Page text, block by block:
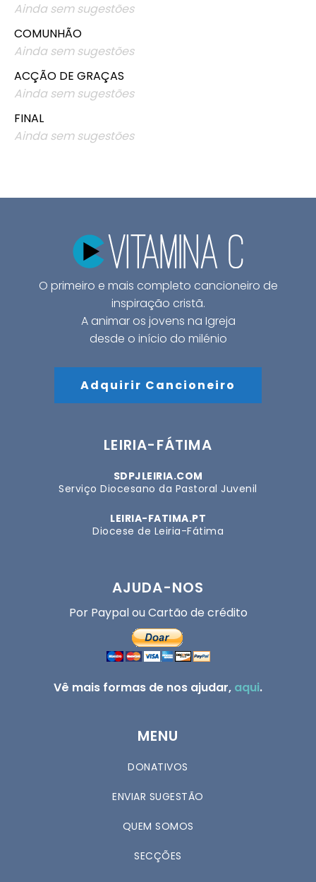
Ainda sem sugestões
COMUNHÃO
Ainda sem sugestões
ACÇÃO DE GRAÇAS
Ainda sem sugestões
FINAL
Ainda sem sugestões
O primeiro e mais completo cancioneiro de
inspiração cristã.
A animar os jovens na Igreja
desde o início do milénio
Adquirir Cancioneiro
LEIRIA-FÁTIMA
SDPJLEIRIA.COM
Serviço Diocesano da Pastoral Juvenil
LEIRIA-FATIMA.PT
Diocese de Leiria-Fátima
AJUDA-NOS
Por Paypal ou Cartão de crédito
Vê mais formas de nos ajudar, aqui.
MENU
DONATIVOS
ENVIAR SUGESTÃO
QUEM SOMOS
SECÇÕES